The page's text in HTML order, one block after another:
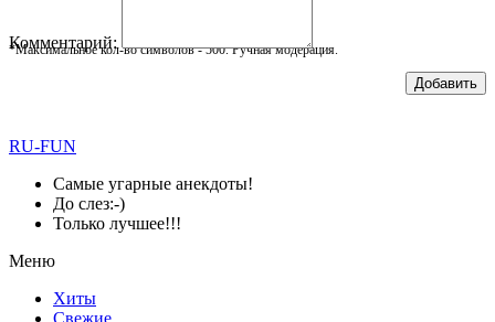
Комментарий:
*Максимальное кол-во символов - 500. Ручная модерация.
Добавить
RU-FUN
Самые угарные анекдоты!
До слез:-)
Только лучшее!!!
Меню
Хиты
Свежие